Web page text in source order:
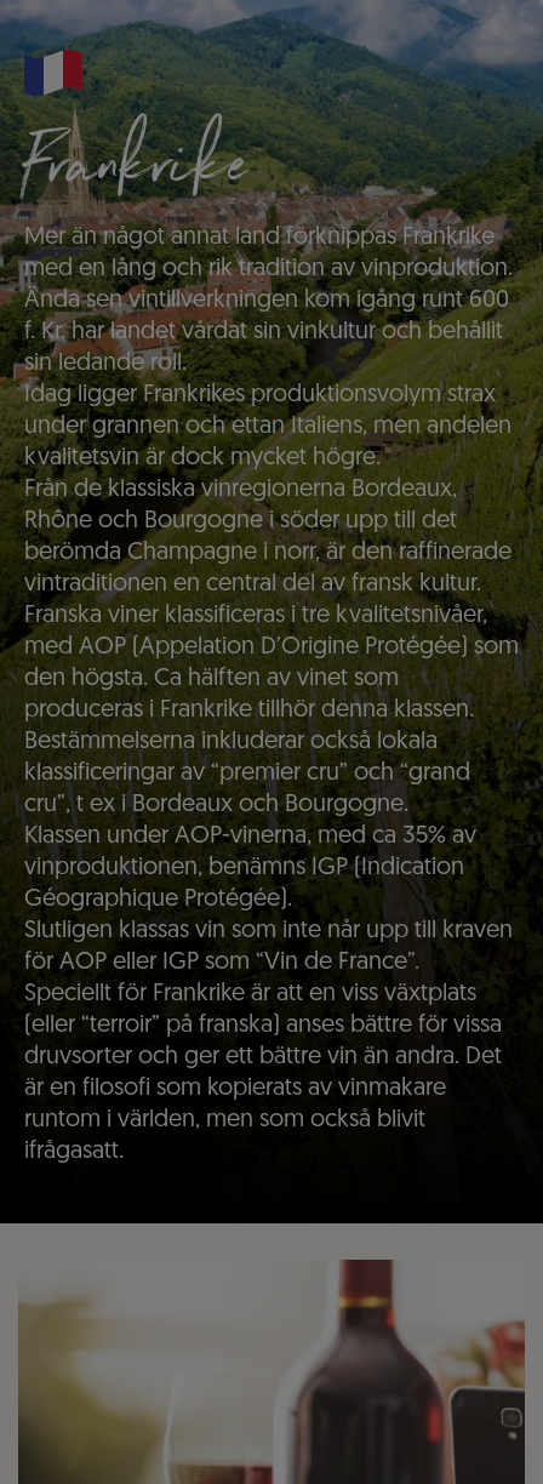
Frankrike
Mer än något annat land förknippas Frankrike
med en lång och rik tradition av vinproduktion.
Ända sen vintillverkningen kom igång runt 600
f. Kr. har landet vårdat sin vinkultur och behållit
sin ledande roll.
Idag ligger Frankrikes produktionsvolym strax
under grannen och ettan Italiens, men andelen
kvalitetsvin är dock mycket högre.
Från de klassiska vinregionerna Bordeaux,
Rhône och Bourgogne i söder upp till det
berömda Champagne i norr, är den raffinerade
vintraditionen en central del av fransk kultur.
Franska viner klassificeras i tre kvalitetsnivåer,
med AOP (Appelation D’Origine Protégée) som
den högsta. Ca hälften av vinet som
produceras i Frankrike tillhör denna klassen.
Bestämmelserna inkluderar också lokala
klassificeringar av “premier cru” och “grand
cru”, t ex i Bordeaux och Bourgogne.
Klassen under AOP-vinerna, med ca 35% av
vinproduktionen, benämns IGP (Indication
Géographique Protégée).
Slutligen klassas vin som inte når upp till kraven
för AOP eller IGP som “Vin de France”.
Speciellt för Frankrike är att en viss växtplats
(eller “terroir” på franska) anses bättre för vissa
druvsorter och ger ett bättre vin än andra. Det
är en filosofi som kopierats av vinmakare
runtom i världen, men som också blivit
ifrågasatt.